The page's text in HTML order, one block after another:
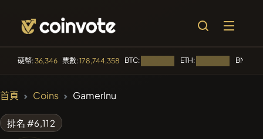
硬幣:36,346 票數:178,744,358 BTC: ETH: BNB:
首頁 Coins GamerInu
排名 #6,112